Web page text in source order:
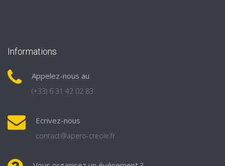
Informations
Appelez-nous au
(+33) 6 31 42 02 83
Ecrivez-nous
contact@apero-creole.fr